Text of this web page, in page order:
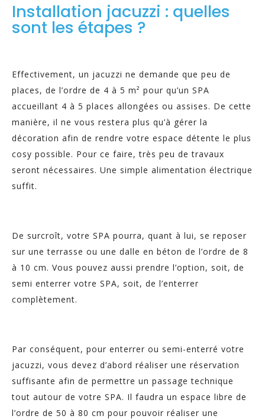
Installation jacuzzi : quelles
sont les étapes ?
Effectivement, un jacuzzi ne demande que peu de
places, de l’ordre de 4 à 5 m² pour qu’un SPA
accueillant 4 à 5 places allongées ou assises. De cette
manière, il ne vous restera plus qu’à gérer la
décoration afin de rendre votre espace détente le plus
cosy possible. Pour ce faire, très peu de travaux
seront nécessaires. Une simple alimentation électrique
suffit.
De surcroît, votre SPA pourra, quant à lui, se reposer
sur une terrasse ou une dalle en béton de l’ordre de 8
à 10 cm. Vous pouvez aussi prendre l’option, soit, de
semi enterrer votre SPA, soit, de l’enterrer
complètement.
Par conséquent, pour enterrer ou semi-enterré votre
jacuzzi, vous devez d’abord réaliser une réservation
suffisante afin de permettre un passage technique
tout autour de votre SPA. Il faudra un espace libre de
l’ordre de 50 à 80 cm pour pouvoir réaliser une